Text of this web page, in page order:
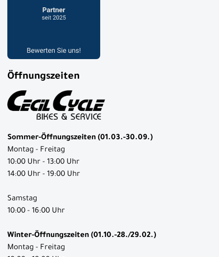
Öffnungszeiten
Sommer-Öffnungszeiten (01.03.-30.09.)
Montag - Freitag
10:00 Uhr - 13:00 Uhr
14:00 Uhr - 19:00 Uhr
Samstag
10:00 - 16:00 Uhr
Winter-Öffnungszeiten (01.10.-28./29.02.)
Montag - Freitag